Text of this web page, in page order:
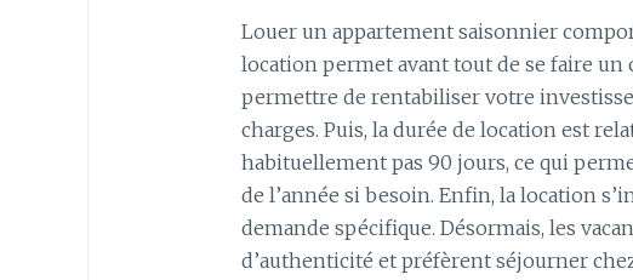
Louer un appartement saisonnier
location permet avant tout de se faire un
permettre de rentabiliser votre
charges. Puis, la durée de location est
habituellement pas 90 jours, ce qui
de l’année si besoin. Enfin, la location
demande spécifique. Désormais, les
d’authenticité et préfèrent séjourner